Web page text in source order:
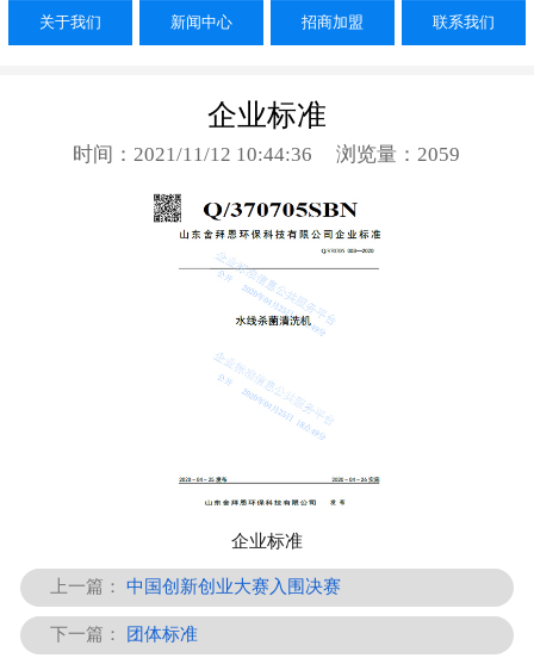
联系我们
关于我们 新闻中心 招商加盟 联系我们
企业标准
时间：2021/11/12 10:44:36 浏览量：2059
企业标准
上一篇： 中国创新创业大赛入围决赛
下一篇： 团体标准